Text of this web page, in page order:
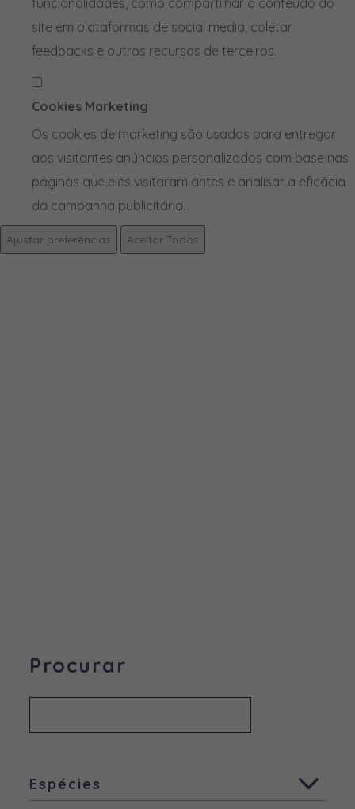
funcionalidades, como compartilhar o conteúdo do
site em plataformas de social media, coletar
feedbacks e outros recursos de terceiros.
Cookies Marketing
Os cookies de marketing são usados para entregar
aos visitantes anúncios personalizados com base nas
páginas que eles visitaram antes e analisar a eficácia
da campanha publicitária.
Ajustar preferências Aceitar Todos
Procurar
Espécies